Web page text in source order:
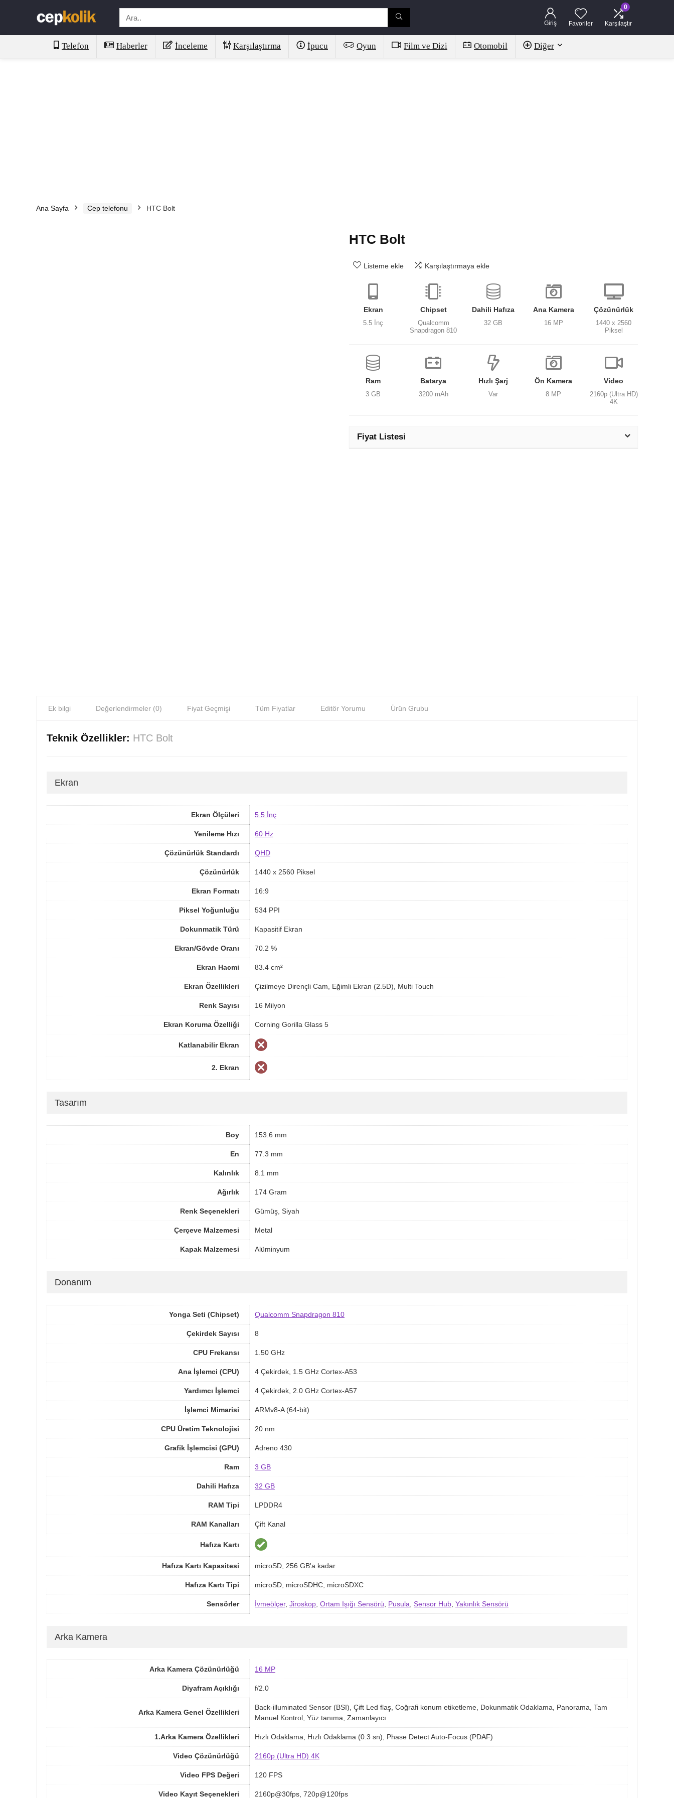
Giriş Favoriler
0
Karşılaştır
Telefon Haberler İnceleme Karşılaştırma İpucu Oyun Film ve Dizi Otomobil Diğer
Ana Sayfa Cep telefonu HTC Bolt
HTC Bolt
Listeme ekle Karşılaştırmaya ekle
Ekran
5.5 İnç
Chipset
Qualcomm
Snapdragon 810
Dahili Hafıza
32 GB
Ana Kamera
16 MP
Çözünürlük
1440 x 2560
Piksel
Ram
3 GB
Batarya
3200 mAh
Hızlı Şarj
Var
Ön Kamera
8 MP
Video
2160p (Ultra HD)
4K
Fiyat Listesi
Ek bilgi Değerlendirmeler (0) Fiyat Geçmişi Tüm Fiyatlar Editör Yorumu Ürün Grubu
Teknik Özellikler: HTC Bolt
Ekran
Ekran Ölçüleri 5.5 İnç
Yenileme Hızı 60 Hz
Çözünürlük Standardı QHD
Çözünürlük 1440 x 2560 Piksel
Ekran Formatı 16:9
Piksel Yoğunluğu 534 PPI
Dokunmatik Türü Kapasitif Ekran
Ekran/Gövde Oranı 70.2 %
Ekran Hacmi 83.4 cm²
Ekran Özellikleri Çizilmeye Dirençli Cam, Eğimli Ekran (2.5D), Multi Touch
Renk Sayısı 16 Milyon
Ekran Koruma Özelliği Corning Gorilla Glass 5
Katlanabilir Ekran
2. Ekran
Tasarım
Boy 153.6 mm
En 77.3 mm
Kalınlık 8.1 mm
Ağırlık 174 Gram
Renk Seçenekleri Gümüş, Siyah
Çerçeve Malzemesi Metal
Kapak Malzemesi Alüminyum
Donanım
Yonga Seti (Chipset) Qualcomm Snapdragon 810
Çekirdek Sayısı 8
CPU Frekansı 1.50 GHz
Ana İşlemci (CPU) 4 Çekirdek, 1.5 GHz Cortex-A53
Yardımcı İşlemci 4 Çekirdek, 2.0 GHz Cortex-A57
İşlemci Mimarisi ARMv8-A (64-bit)
CPU Üretim Teknolojisi 20 nm
Grafik İşlemcisi (GPU) Adreno 430
Ram 3 GB
Dahili Hafıza 32 GB
RAM Tipi LPDDR4
RAM Kanalları Çift Kanal
Hafıza Kartı
Hafıza Kartı Kapasitesi microSD, 256 GB'a kadar
Hafıza Kartı Tipi microSD, microSDHC, microSDXC
Sensörler İvmeölçer, Jiroskop, Ortam Işığı Sensörü, Pusula, Sensor Hub, Yakınlık Sensörü
Arka Kamera
Arka Kamera Çözünürlüğü 16 MP
Diyafram Açıklığı f/2.0
Arka Kamera Genel Özellikleri
Back-illuminated Sensor (BSI), Çift Led flaş, Coğrafi konum etiketleme, Dokunmatik Odaklama, Panorama, Tam
Manuel Kontrol, Yüz tanıma, Zamanlayıcı
1.Arka Kamera Özellikleri Hızlı Odaklama, Hızlı Odaklama (0.3 sn), Phase Detect Auto-Focus (PDAF)
Video Çözünürlüğü 2160p (Ultra HD) 4K
Video FPS Değeri 120 FPS
Video Kayıt Seçenekleri 2160p@30fps, 720p@120fps